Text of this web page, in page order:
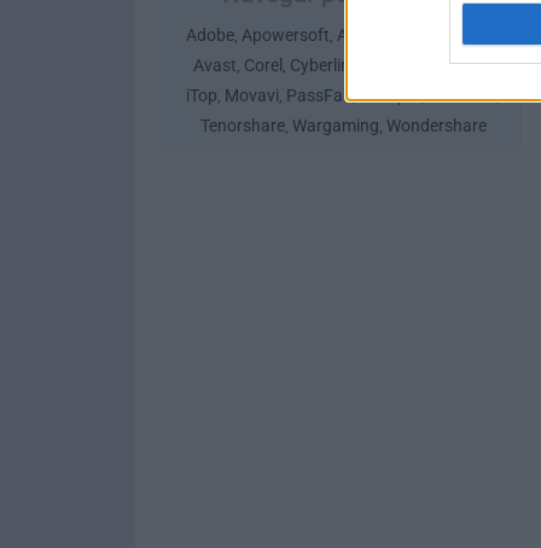
Adobe, Apowersoft, Ashampoo
Avast, Corel , Cyberlink iMyFone,
iTop, Movavi, PassFab,Passper,Stardock,
Tenorshare, Wargaming, Wondershare